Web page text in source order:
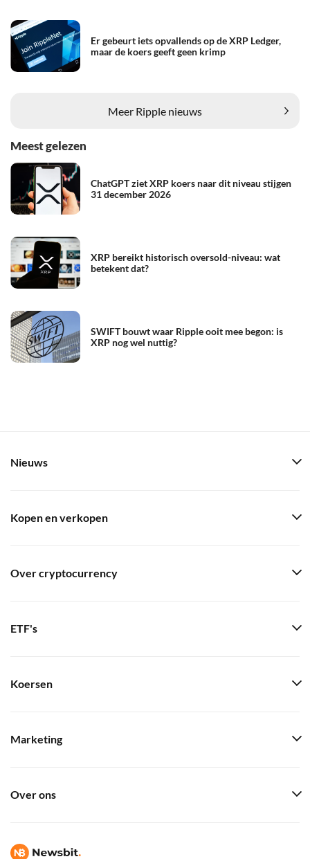
Er gebeurt iets opvallends op de XRP Ledger,
maar de koers geeft geen krimp
Meer Ripple nieuws
Meest gelezen
ChatGPT ziet XRP koers naar dit niveau stijgen
31 december 2026
XRP bereikt historisch oversold-niveau: wat
betekent dat?
SWIFT bouwt waar Ripple ooit mee begon: is
XRP nog wel nuttig?
Nieuws
Kopen en verkopen
Over cryptocurrency
ETF's
Koersen
Marketing
Over ons